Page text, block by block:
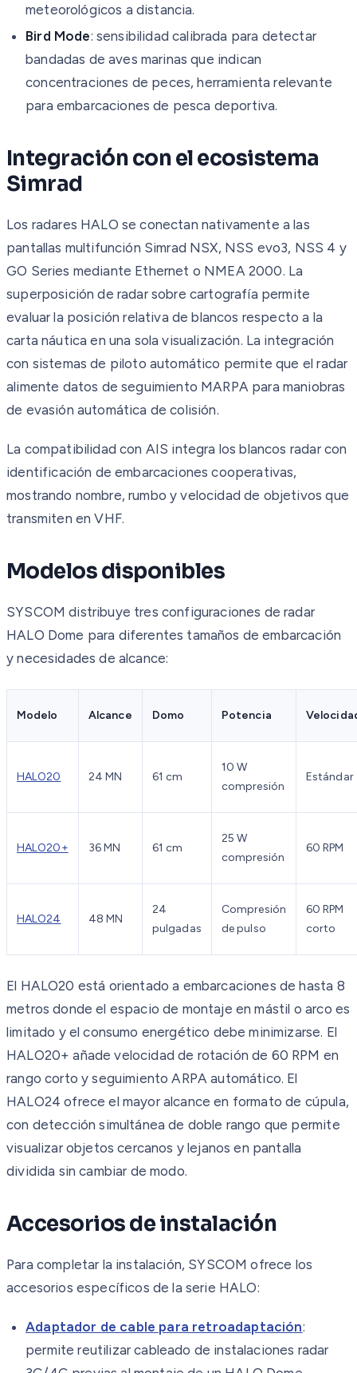
meteorológicos a distancia.
Bird Mode: sensibilidad calibrada para detectar
bandadas de aves marinas que indican
concentraciones de peces, herramienta relevante
para embarcaciones de pesca deportiva.
Integración con el ecosistema
Simrad
Los radares HALO se conectan nativamente a las
pantallas multifunción Simrad NSX, NSS evo3, NSS 4 y
GO Series mediante Ethernet o NMEA 2000. La
superposición de radar sobre cartografía permite
evaluar la posición relativa de blancos respecto a la
carta náutica en una sola visualización. La integración
con sistemas de piloto automático permite que el radar
alimente datos de seguimiento MARPA para maniobras
de evasión automática de colisión.
La compatibilidad con AIS integra los blancos radar con
identificación de embarcaciones cooperativas,
mostrando nombre, rumbo y velocidad de objetivos que
transmiten en VHF.
Modelos disponibles
SYSCOM distribuye tres configuraciones de radar
HALO Dome para diferentes tamaños de embarcación
y necesidades de alcance:
Modelo Alcance Domo Potencia
HALO20 24 MN 61 cm
10 W
compresión
Estándar
HALO20+ 36 MN 61 cm
25 W
compresión
60 RPM
HALO24 48 MN
24
pulgadas
Compresión
de pulso
60 RPM
corto
El HALO20 está orientado a embarcaciones de hasta 8
metros donde el espacio de montaje en mástil o arco es
limitado y el consumo energético debe minimizarse. El
HALO20+ añade velocidad de rotación de 60 RPM en
rango corto y seguimiento ARPA automático. El
HALO24 ofrece el mayor alcance en formato de cúpula,
con detección simultánea de doble rango que permite
visualizar objetos cercanos y lejanos en pantalla
dividida sin cambiar de modo.
Accesorios de instalación
Para completar la instalación, SYSCOM ofrece los
accesorios específicos de la serie HALO:
Adaptador de cable para retroadaptación:
permite reutilizar cableado de instalaciones radar